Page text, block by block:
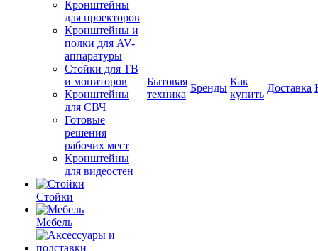
Кронштейны
для проекторов
Кронштейны и
полки для AV-
аппаратуры
Стойки для ТВ
и мониторов
Кронштейны
для СВЧ
Готовые
решения
рабочих мест
Кронштейны
для видеостен
Стойки
Мебель
Бытовая
техника
Бренды
Как
купить
Доставка